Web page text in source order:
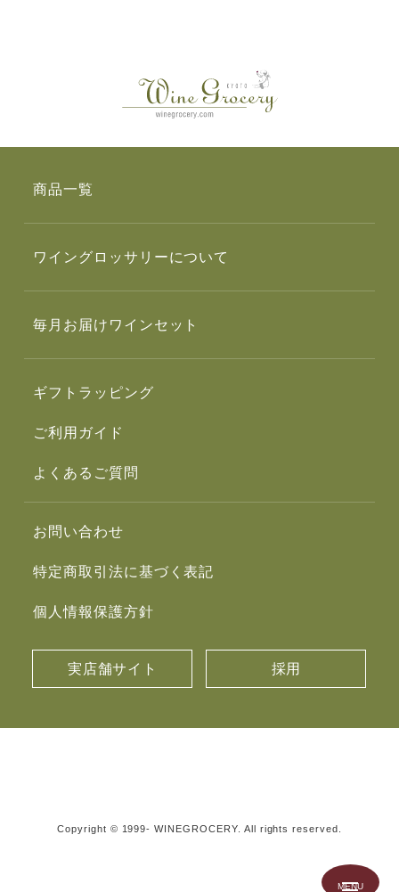
商品一覧
ワイングロッサリーについて
毎月お届けワインセット
ギフトラッピング
ご利用ガイド
よくあるご質問
お問い合わせ
特定商取引法に基づく表記
個人情報保護方針
実店舗サイト 採用
Copyright © 1999- WINEGROCERY. All rights reserved.